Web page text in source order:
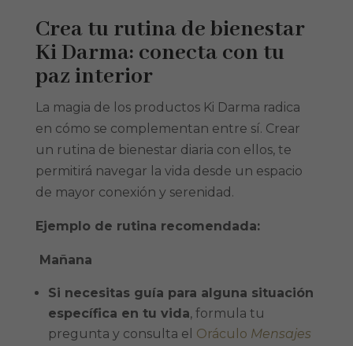
Crea tu rutina de bienestar
Ki Darma: conecta con tu
paz interior
La magia de los productos Ki Darma radica
en cómo se complementan entre sí. Crear
un rutina de bienestar diaria con ellos, te
permitirá navegar la vida desde un espacio
de mayor conexión y serenidad.
Ejemplo de rutina recomendada:
Mañana
Si necesitas guía para alguna situación
específica en tu vida, formula tu
pregunta y consulta el Oráculo Mensajes